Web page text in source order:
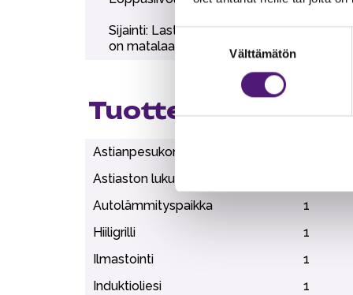
Suostumuksen
valinta
Välttämätön
Sijainti: Lastenrinteeseen 50 m,
on matalaa, hiekkapohjaista rantaa.
Tuotteen
Astianpesukone
Astiaston lukumäärä
Autolämmityspaikka
1
Hiiligrilli
1
Ilmastointi
1
Induktioliesi
1